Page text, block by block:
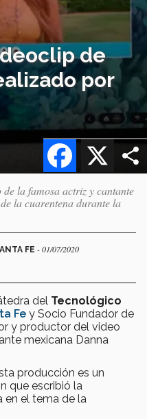
de
por
X
Facebook
la famosa actriz y cantante
la cuarentena durante la
FE - 01/07/2020
del Tecnológico
Fe y Socio Fundador de
y productor del video
mexicana Danna
producción es un
que escribió la
en el tema de la